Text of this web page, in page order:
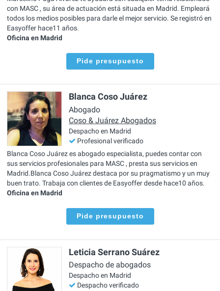
con MASC , su área de actuación está situada en Madrid. Empleará
todos los medios posibles para darle el mejor servicio. Se registró en
Easyoffer hace11 años.
Oficina en Madrid
Pide presupuesto
Blanca Coso Juárez
Abogado
Coso & Juárez Abogados
Despacho en Madrid
Profesional verificado
Blanca Coso Juárez es abogado especialista, puedes contar con
sus servicios profesionales para MASC , presta sus servicios en
Madrid.Blanca Coso Juárez destaca por su pragmatismo y un muy
buen trato. Trabaja con clientes de Easyoffer desde hace10 años.
Oficina en Madrid
Pide presupuesto
Leticia Serrano Suárez
Despacho de abogados
Despacho en Madrid
Despacho verificado